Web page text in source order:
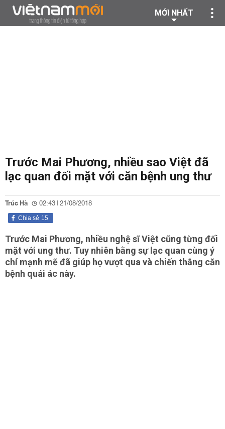
MỚI NHẤT
Trước Mai Phương, nhiều sao Việt đã
lạc quan đối mặt với căn bệnh ung thư
Trúc Hà 02:43 | 21/08/2018
15
Chia sẻ
Trước Mai Phương, nhiều nghệ sĩ Việt cũng từng đối
mặt với ung thư. Tuy nhiên bằng sự lạc quan cùng ý
chí mạnh mẽ đã giúp họ vượt qua và chiến thắng căn
bệnh quái ác này.